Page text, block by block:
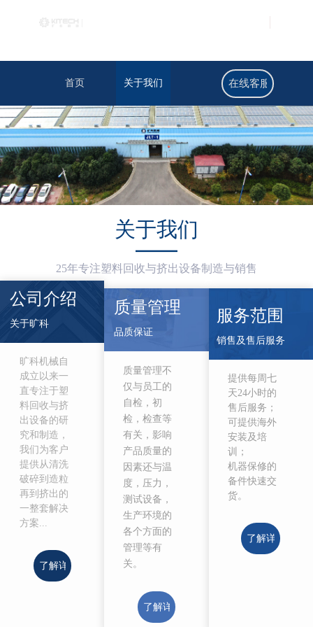
首页 关于我们 产品展示 设备应用
在线客服
关于我们
——
25年专注塑料回收与挤出设备制造与销售
公司介绍
关于旷科
旷科机械自
成立以来一
直专注于塑
料回收与挤
出设备的研
究和制造，
我们为客户
提供从清洗
破碎到造粒
再到挤出的
一整套解决
方案...
了解详情>
质量管理
品质保证
质量管理不
仅与员工的
自检，初
检，检查等
有关，影响
产品质量的
因素还与温
度，压力，
测试设备，
生产环境的
各个方面的
管理等有
关。
了解详情>
服务范围
销售及售后服务
提供每周七
天24小时的
售后服务；
可提供海外
安装及培
训；
机器保修的
备件快速交
货。
了解详情>